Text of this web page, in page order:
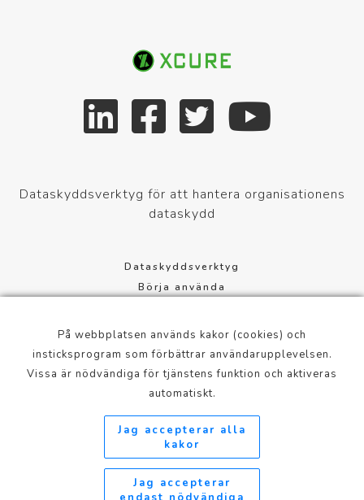
Dataskyddsverktyg för att hantera organisationens
dataskydd
Dataskyddsverktyg
Börja använda
Cookie-inställningar
Användningsvillkor
Mannerheimintie 113, 00280 Helsinki, Finland
info@xcure.fi
+358 20 798 1360
På webbplatsen används kakor (cookies) och
insticksprogram som förbättrar användarupplevelsen.
Vissa är nödvändiga för tjänstens funktion och aktiveras
automatiskt.
Jag accepterar alla
kakor
Jag accepterar